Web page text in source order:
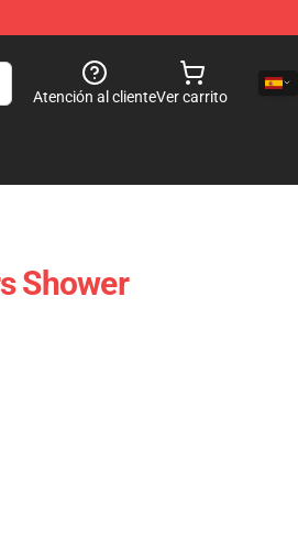
Atención al clienteVer carrito
Shower